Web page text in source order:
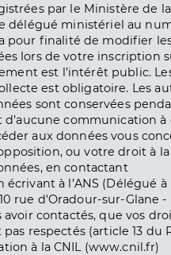
par le Ministère de
délégué ministériel au
pour finalité de modifier
lors de votre inscription
est l’intérêt public.
est obligatoire. Les
sont conservées
communication à
aux données vous
ou votre droit à la
en contactant
à l’ANS (Délégué à
rue d'Oradour-sur-Glane -
avoir contactés, que vos
respectés (article 13 du
à la CNIL (www.cnil.fr)